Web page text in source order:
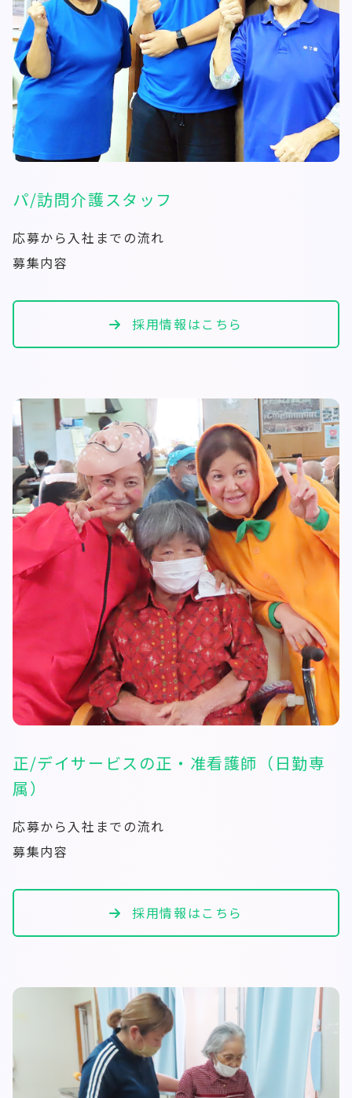
パ/訪問介護スタッフ
応募から入社までの流れ
募集内容
採用情報はこちら
正/デイサービスの正・准看護師（日勤専
属）
応募から入社までの流れ
募集内容
採用情報はこちら